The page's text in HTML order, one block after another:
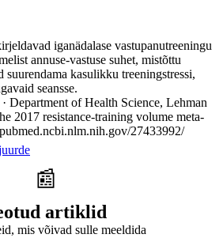
iganädalase vastupanutreeningu
annuse-vastuse suhet, mistõttu
suurendama kasulikku treeningstressi,
seansse.
Department of Health Science, Lehman
2017 resistance-training volume meta-
27433992/
📰
artiklid
mis võivad sulle meeldida